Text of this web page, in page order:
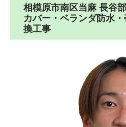
相模原市南区当麻 長谷
カバー・ベランダ防水
換工事